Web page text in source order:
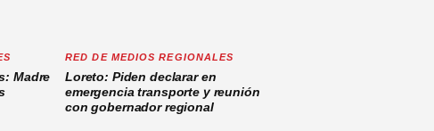
Madre
RED DE MEDIOS REGIONALES
Loreto: Piden declarar en
emergencia transporte y reunión
con gobernador regional